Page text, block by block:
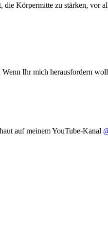
die Körpermitte zu stärken, vor
Ihr mich herausfordern
auf meinem YouTube-Kanal